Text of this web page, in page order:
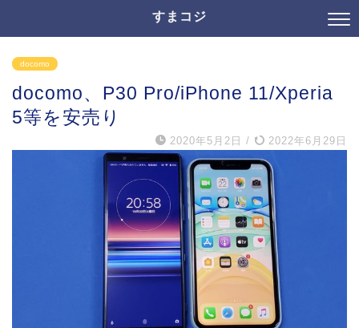
すまコジ
docomo
docomo、P30 Pro/iPhone 11/Xperia
5等を安売り
2020年5月2日 / 2022年6月29日